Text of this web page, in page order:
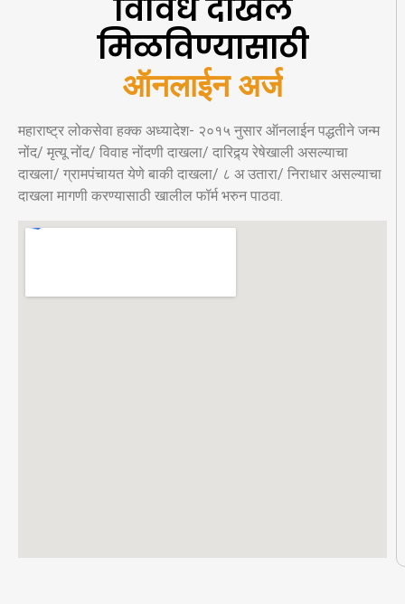
विविध दाखले
मिळविण्यासाठी
ऑनलाईन अर्ज
महाराष्ट्र लोकसेवा हक्क अध्यादेश- २०१५ नुसार ऑनलाईन पद्धतीने जन्म
नोंद/ मृत्यू नोंद/ विवाह नोंदणी दाखला/ दारिद्र्य रेषेखाली असल्याचा
दाखला/ ग्रामपंचायत येणे बाकी दाखला/ ८ अ उतारा/ निराधार असल्याचा
दाखला मागणी करण्यासाठी खालील फॉर्म भरुन पाठवा.